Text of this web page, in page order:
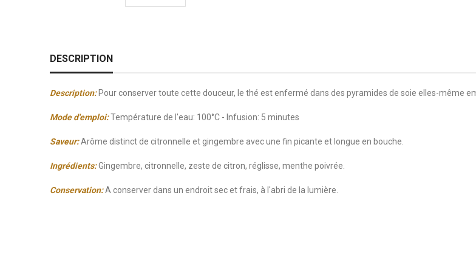
DESCRIPTION
Description: Pour conserver toute cette douceur, le thé est enfermé dans des pyramides de soie elles-même
Mode d'emploi:Température de l'eau: 100°C - Infusion: 5 minutes
Saveur:Arôme distinct de citronnelle et gingembre avec une fin picante et longue en bouche.
Ingrédients:Gingembre, citronnelle, zeste de citron, réglisse, menthe poivrée.
Conservation:A conserver dans un endroit sec et frais, à l'abri de la lumière.